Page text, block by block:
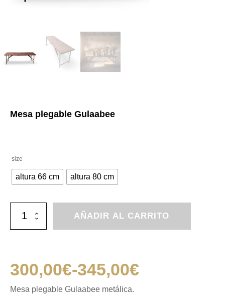
Mesa plegable Gulaabee
size
altura 66 cm altura 80 cm
Mesa
plegable
Gulaabee
AÑADIR AL CARRITO
300,00€-345,00€
Rango
Mesa plegable Gulaabee metálica.